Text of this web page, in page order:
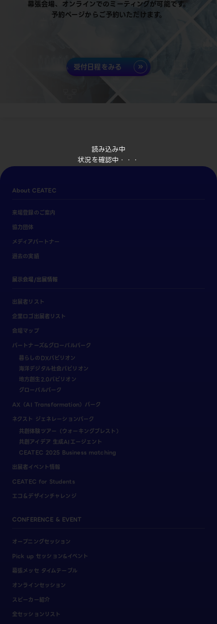
読み込み中
状況を確認中・・・
幕張会場、オンラインでのミーティングが可能です。
予約ページからご予約いただけます。
受付日程をみる
About CEATEC
来場登録のご案内
協力団体
メディアパートナー
過去の実績
展示会場/出展情報
出展者リスト
企業ロゴ出展者リスト
会場マップ
パートナーズ&グローバルパーク
暮らしのDXパビリオン
海洋デジタル社会パビリオン
地方創生2.0パビリオン
グローバルパーク
AX（AI Transformation）パーク
ネクスト ジェネレーションパーク
共創体験ツアー（ウォーキングブレスト）
共創アイデア 生成AIエージェント
CEATEC 2025 Business matching
出展者イベント情報
CEATEC for Students
エコ＆デザインチャレンジ
CONFERENCE & EVENT
オープニングセッション
Pick up セッション&イベント
幕張メッセ タイムテーブル
オンラインセッション
スピーカー紹介
全セッションリスト